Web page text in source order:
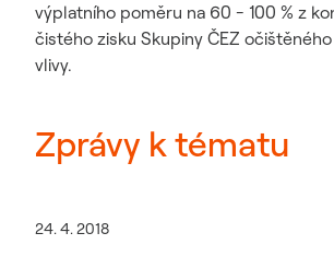
výplatního poměru na 60 - 100 % z
čistého zisku Skupiny ČEZ
vlivy.
Zprávy k tématu
24. 4. 2018